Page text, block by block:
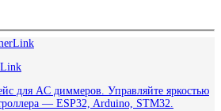
для AC диммеров. Управляйте яркостью
— ESP32, Arduino, STM32.